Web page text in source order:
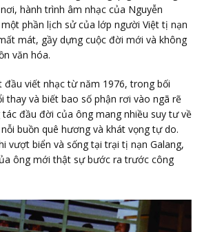
hành trình âm nhạc của Nguyễn
phần lịch sử của lớp người Việt tị nạn
mát, gầy dựng cuộc đời mới và không
văn hóa.
đầu viết nhạc từ năm 1976, trong bối
thay và biết bao số phận rơi vào ngã rẽ
đầu đời của ông mang nhiều suy tư về
buồn quê hương và khát vọng tự do.
vượt biển và sống tại trại tị nạn Galang,
ông mới thật sự bước ra trước công